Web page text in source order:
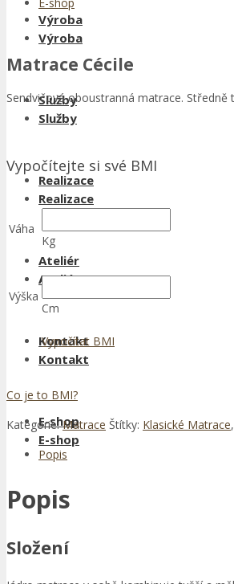
Výroba
Služby
Realizace
Ateliér
Kontakt
E-shop
Výroba
Služby
Realizace
Ateliér
Kontakt
E-shop
Matrace Cécile
Sendvičová oboustranná matrace.
Vypočítejte si své BMI
Váha
Kg
Výška
Cm
Vypočítat BMI
Co je to BMI?
Kategorie:Matrace Štítky: Klasické Matrace,
Popis
Popis
Složení